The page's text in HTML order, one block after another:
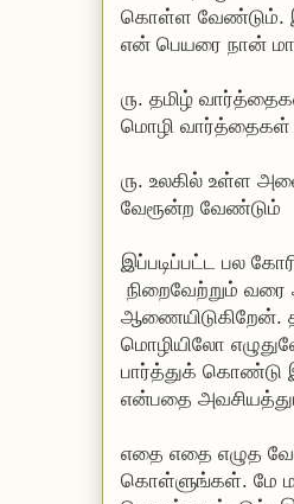
கொள்ள வேண்டும்.
என் பெயரை நான்
௫. தமிழ்
மொழி வார்த்தைகள்
௫. உலகில் உள்ள
வேரூன்ற வேண்டும்
இப்படிப்பட்ட பல
நிறைவேற்றும்
ஆணையிடுகிறேன்.
மொழியிலோ
பார்த்துக் கொண்டு
என்பதை
எதை எதை எழுத
கொள்ளுங்கள். மே